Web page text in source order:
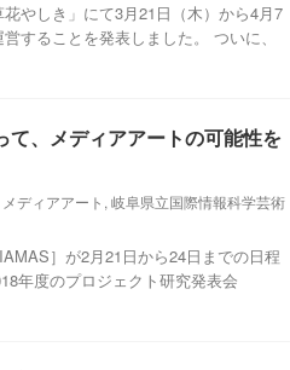
やしき」にて3月21日（木）から4月7
することを発表しました。 ついに、
、メディアアートの可能性を
メディアアート , 岐阜県立国際情報科学芸術
］が2月21日から24日までの日程
年度のプロジェクト研究発表会